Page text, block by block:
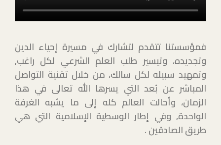
فمؤسستنا تتقدم لتشارك في مسيرة إحياء الدين
وتجديده، وتيسير طلب العلم الشرعي لكل راغب,
وتمهيد سبيله لكل سالك، من خلال تقنية التواصل
المباشر عن بُعد التي يسرها الله تعالى في هذا
الزمان، وأحالت العالم كله إلى ما يشبه الغرفة
الواحدة, وفي إطار الوسطية الإسلامية التي هي
طريق الصادقين .